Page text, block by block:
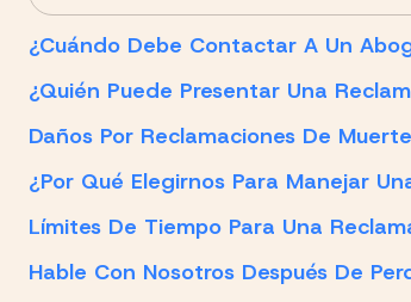
¿Cuándo Debe Contactar A Un
¿Quién Puede Presentar Una
Daños Por Reclamaciones De
¿Por Qué Elegirnos Para Manejar
Límites De Tiempo Para Una
Hable Con Nosotros Después De